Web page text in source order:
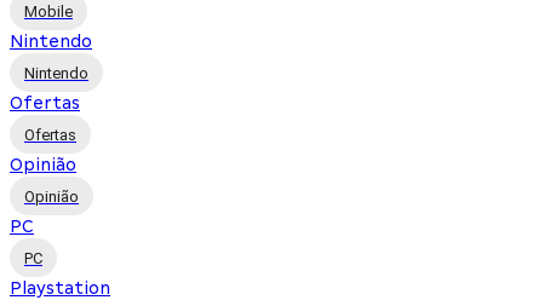
Mobile
Nintendo
Nintendo
Ofertas
Ofertas
Opinião
Opinião
PC
PC
Playstation